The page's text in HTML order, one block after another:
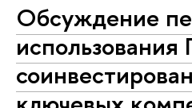
Обсуждение